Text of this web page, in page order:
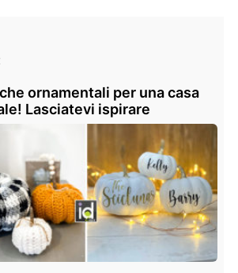
ornamentali per una casa
Lasciatevi ispirare